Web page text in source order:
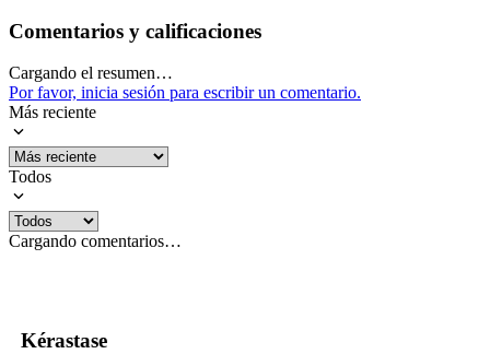
Comentarios y calificaciones
Cargando el resumen…
Por favor, inicia sesión para escribir un comentario.
Más reciente
Todos
Cargando comentarios…
Kérastase